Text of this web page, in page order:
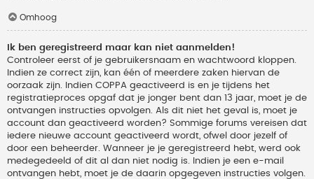
Omhoog
Ik ben geregistreerd maar kan niet aanmelden!
Controleer eerst of je gebruikersnaam en wachtwoord kloppen.
Indien ze correct zijn, kan één of meerdere zaken hiervan de
oorzaak zijn. Indien COPPA geactiveerd is en je tijdens het
registratieproces opgaf dat je jonger bent dan 13 jaar, moet je de
ontvangen instructies opvolgen. Als dit niet het geval is, moet je
account dan geactiveerd worden? Sommige forums vereisen dat
iedere nieuwe account geactiveerd wordt, ofwel door jezelf of
door een beheerder. Wanneer je je geregistreerd hebt, werd ook
medegedeeld of dit al dan niet nodig is. Indien je een e-mail
ontvangen hebt, moet je de daarin opgegeven instructies volgen.